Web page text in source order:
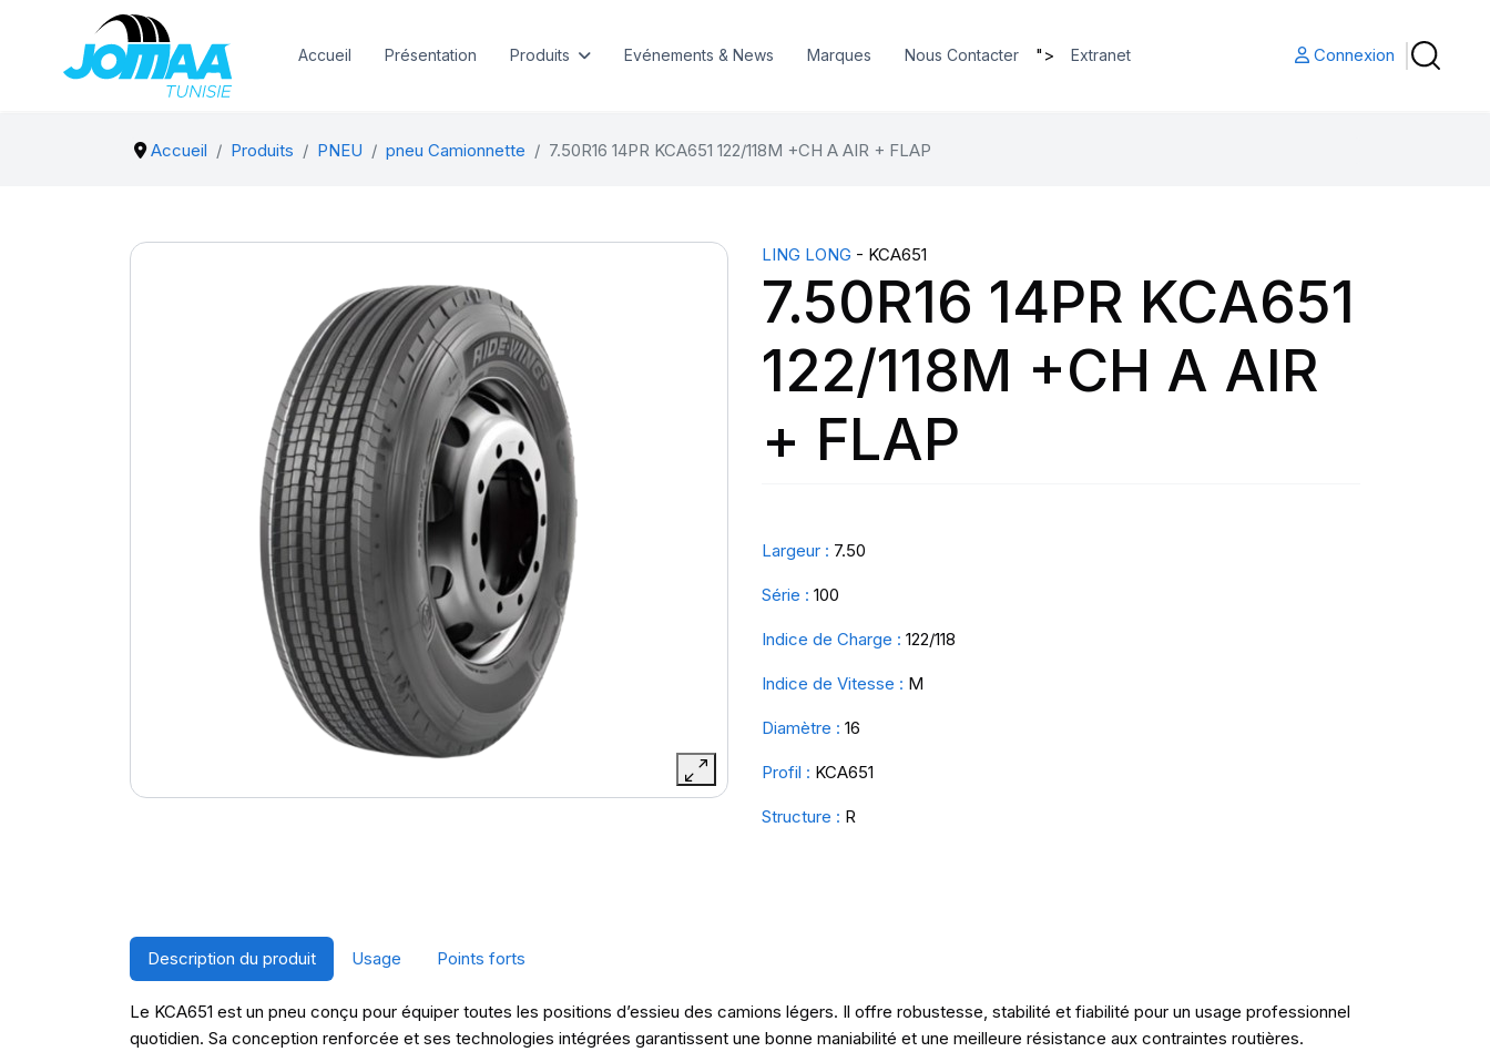
Accueil Présentation Produits Evénements & News Marques Nous Contacter "> Extranet Connexion
Accueil Produits PNEU pneu Camionnette 7.50R16 14PR KCA651 122/118M +CH A AIR + FLAP
LING LONG - KCA651
7.50R16 14PR KCA651
122/118M +CH A AIR
+ FLAP
Largeur : 7.50
Série : 100
Indice de Charge : 122/118
Indice de Vitesse : M
Diamètre : 16
Profil : KCA651
Structure : R
Description du produit Usage Points forts
Le KCA651 est un pneu conçu pour équiper toutes les positions d’essieu des camions légers. Il offre robustesse, stabilité et fiabilité pour un usage professionnel
quotidien. Sa conception renforcée et ses technologies intégrées garantissent une bonne maniabilité et une meilleure résistance aux contraintes routières.